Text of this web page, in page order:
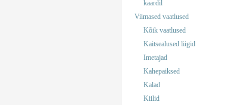
kaardil
Viimased vaatlused
Kõik vaatlused
Kaitsealused liigid
Imetajad
Kahepaiksed
Kalad
Kiilid